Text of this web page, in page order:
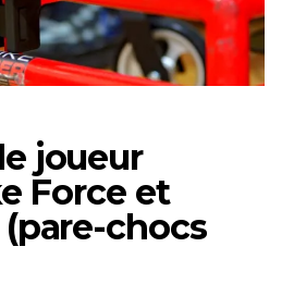
joueur
Force et
chocs